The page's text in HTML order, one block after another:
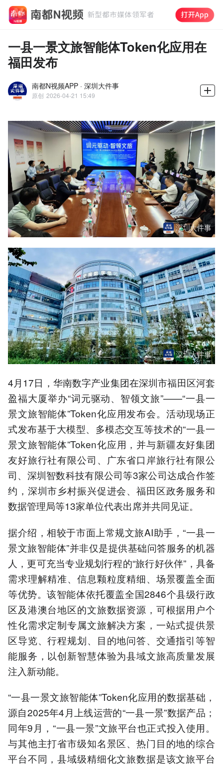
一县一景文旅智能体Token化应用在
福田发布
南都N视频APP · 深圳大件事
原创 2026-04-21 15:49
4月17日，华南数字产业集团在深圳市福田区河套
盈福大厦举办“词元驱动、智领文旅”——“一县一
景文旅智能体”Token化应用发布会。活动现场正
式发布基于大模型、多模态交互等技术的“一县一
景文旅智能体”Token化应用，并与新疆友好集团
友好旅行社有限公司、广东省口岸旅行社有限公
司、深圳智数科技有限公司等3家公司达成合作签
约，深圳市乡村振兴促进会、福田区政务服务和
数据管理局等13家单位代表出席并共同见证。
据介绍，相较于市面上常规文旅AI助手，“一县一
景文旅智能体”并非仅是提供基础问答服务的机器
人，更可充当专业规划行程的“旅行好伙伴”，具备
需求理解精准、信息颗粒度精细、场景覆盖全面
等优势。该智能体依托覆盖全国2846个县级行政
区及港澳台地区的文旅数据资源，可根据用户个
性化需求定制专属文旅解决方案，一站式提供景
区导览、行程规划、目的地问答、交通指引等智
能服务，以创新智慧体验为县域文旅高质量发展
注入新动能。
“一县一景文旅智能体”Token化应用的数据基础，
源自2025年4月上线运营的“一县一景”数据产品；
同年9月，“一县一景”文旅平台也正式投入使用。
与其他主打省市级知名景区、热门目的地的综合
平台不同，县域级精细化文旅数据是该文旅平台